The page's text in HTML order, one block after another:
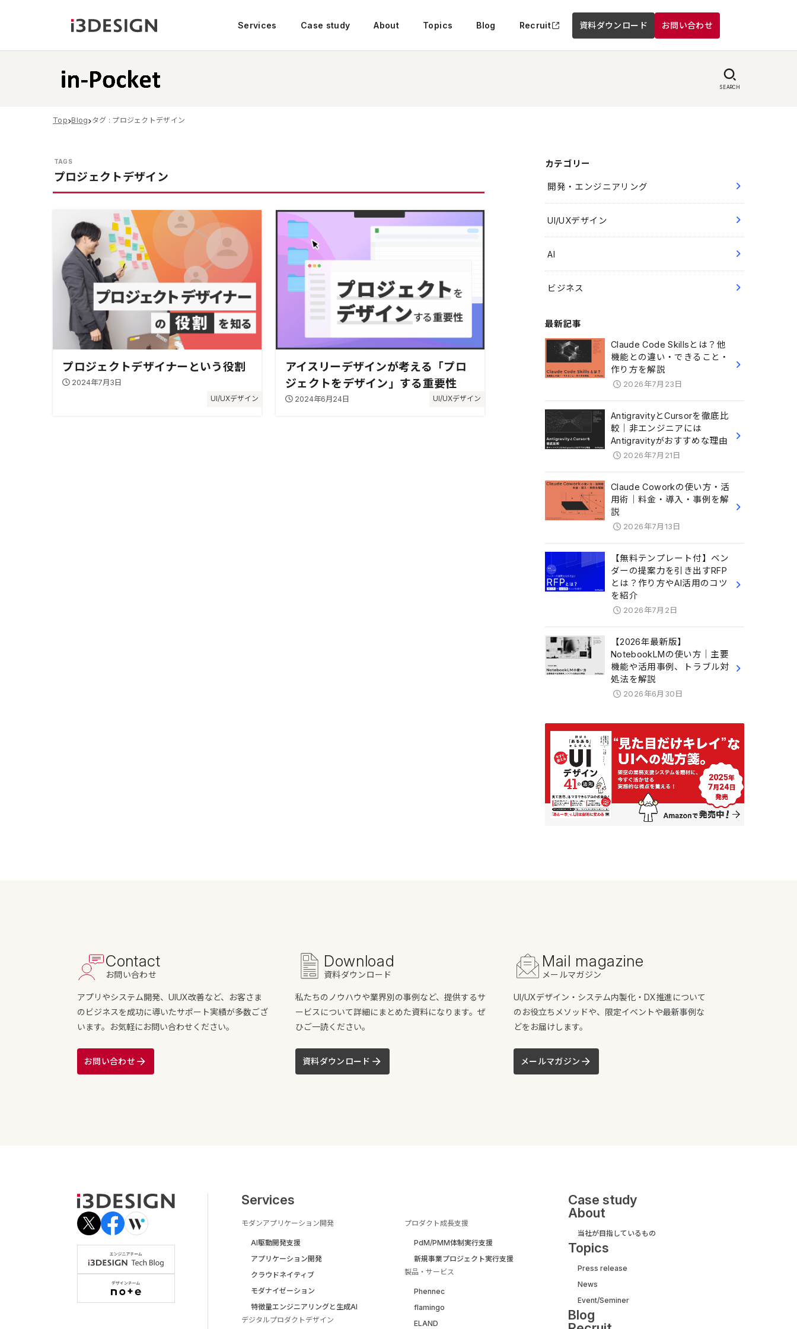
Services Case study About Topics Blog Recruit 資料ダウンロード お問い合わせ
SEARCH
Top Blog タグ : プロジェクトデザイン
プロジェクトデザイン
UI/UXデザイン
プロジェクトデザイナーという役割
2024年7月3日
UI/UXデザイン
アイスリーデザインが考える「プロ
ジェクトをデザイン」する重要性
2024年6月24日
カテゴリー
開発・エンジニアリング
UI/UXデザイン
AI
ビジネス
最新記事
Claude Code Skillsとは？他
機能との違い・できること・
作り方を解説
2026年7月23日
AntigravityとCursorを徹底比
較｜非エンジニアには
Antigravityがおすすめな理由
2026年7月21日
Claude Coworkの使い方・活
用術｜料金・導入・事例を解
説
2026年7月13日
【無料テンプレート付】ベン
ダーの提案力を引き出すRFP
とは？作り方やAI活用のコツ
を紹介
2026年7月2日
【2026年最新版】
NotebookLMの使い方｜主要
機能や活用事例、トラブル対
処法を解説
2026年6月30日
Contact
お問い合わせ
アプリやシステム開発、UIUX改善など、お客さま
のビジネスを成功に導いたサポート実績が多数ござ
います。お気軽にお問い合わせください。
お問い合わせ
Download
資料ダウンロード
私たちのノウハウや業界別の事例など、提供するサ
ービスについて詳細にまとめた資料になります。ぜ
ひご一読ください。
資料ダウンロード
Mail magazine
メールマガジン
UI/UXデザイン・システム内製化・DX推進について
のお役立ちメソッドや、限定イベントや最新事例な
どをお届けします。
メールマガジン
Services
モダンアプリケーション開発
AI駆動開発支援
アプリケーション開発
クラウドネイティブ
モダナイゼーション
特徴量エンジニアリングと生成AI
デジタルプロダクトデザイン
プロダクト成長支援
PdM/PMM体制実行支援
新規事業プロジェクト実行支援
製品・サービス
Phennec
flamingo
ELAND
Case study
About
当社が目指しているもの
Topics
Press release
News
Event/Seminer
Blog